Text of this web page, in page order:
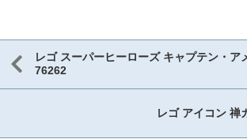
レゴ スーパーヒーローズ キャプテン・ア
76262
レゴ アイコン 禅